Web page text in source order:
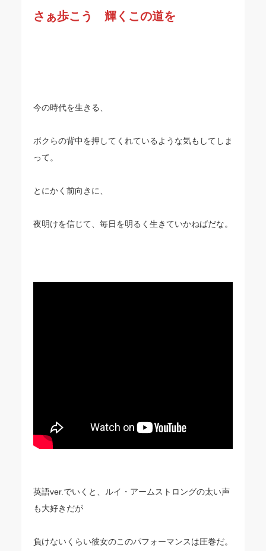
さぁ歩こう 輝くこの道を
今の時代を生きる、
ボクらの背中を押してくれているような気もしてしま
って。
とにかく前向きに、
夜明けを信じて、毎日を明るく生きていかねばだな。
英語ver.でいくと、ルイ・アームストロングの太い声
も大好きだが
負けないくらい彼女のこのパフォーマンスは圧巻だ。